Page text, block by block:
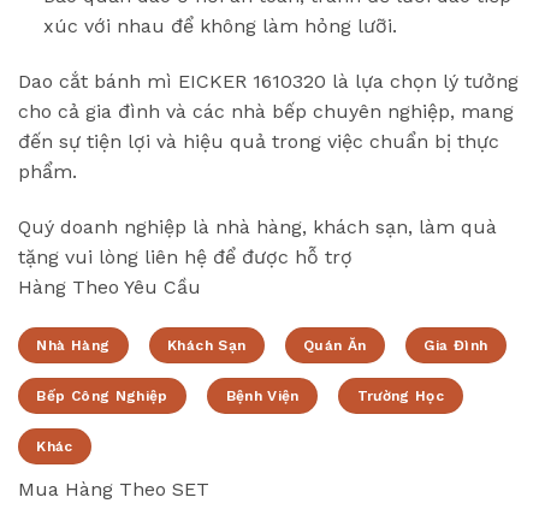
xúc với nhau để không làm hỏng lưỡi.
Dao cắt bánh mì EICKER 1610320 là lựa chọn lý tưởng
cho cả gia đình và các nhà bếp chuyên nghiệp, mang
đến sự tiện lợi và hiệu quả trong việc chuẩn bị thực
phẩm.
Quý doanh nghiệp là nhà hàng, khách sạn, làm quà
tặng vui lòng liên hệ để được hỗ trợ
Hàng Theo Yêu Cầu
Nhà Hàng Khách Sạn Quán Ăn Gia Đình
Bếp Công Nghiệp Bệnh Viện Trường Học
Khác
Mua Hàng Theo SET